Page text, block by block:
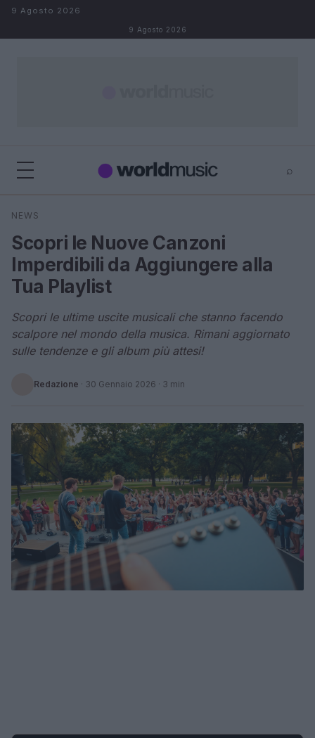
Salta al contenuto
9 Agosto 2026
9 Agosto 2026
⌕
Cerca
NEWS
Scopri le Nuove Canzoni
Imperdibili da Aggiungere alla
Tua Playlist
Scopri le ultime uscite musicali che stanno facendo
scalpore nel mondo della musica. Rimani aggiornato
sulle tendenze e gli album più attesi!
Redazione · 30 Gennaio 2026 · 3 min